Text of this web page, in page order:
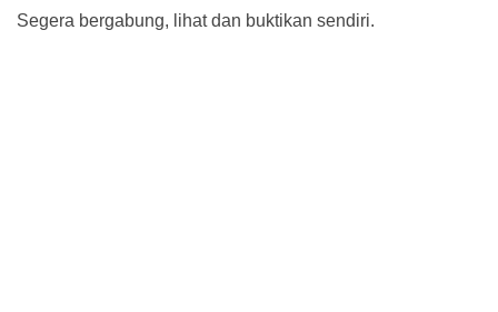
Segera bergabung, lihat dan buktikan sendiri.